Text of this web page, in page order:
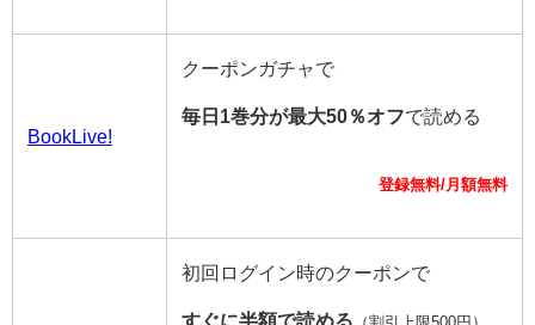
BookLive!
クーポンガチャで
毎日1巻分が最大50％オフで読める
登録無料/月額無料
初回ログイン時のクーポンで
すぐに半額で読める